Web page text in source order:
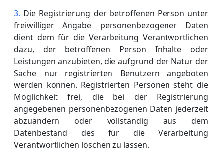
Die Registrierung der betroffenen Person unter
freiwilliger Angabe personenbezogener Daten
dient dem für die Verarbeitung Verantwortlichen
dazu, der betroffenen Person Inhalte oder
Leistungen anzubieten, die aufgrund der Natur der
Sache nur registrierten Benutzern angeboten
werden können. Registrierten Personen steht die
Möglichkeit frei, die bei der Registrierung
angegebenen personenbezogenen Daten jederzeit
abzuändern oder vollständig aus dem
Datenbestand des für die Verarbeitung
Verantwortlichen löschen zu lassen.